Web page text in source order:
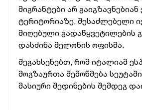
მიგრანტები არ გაიგზავნებიან
ტერიტორიაზე, შესაძლებელი
მიღებული გადაწყვეტილების
დასძინა მელონის ოფისმა.
შეგახსენებთ, რომ იტალიამ
მოგზაურთა შემოწმება
მასიური შედინების შემდეგ